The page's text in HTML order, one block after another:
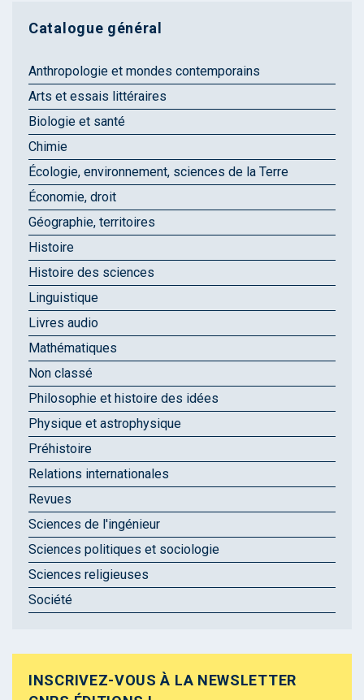
Catalogue général
Anthropologie et mondes contemporains
Arts et essais littéraires
Biologie et santé
Chimie
Écologie, environnement, sciences de la Terre
Économie, droit
Géographie, territoires
Histoire
Histoire des sciences
Linguistique
Livres audio
Mathématiques
Non classé
Philosophie et histoire des idées
Physique et astrophysique
Préhistoire
Relations internationales
Revues
Sciences de l'ingénieur
Sciences politiques et sociologie
Sciences religieuses
Société
INSCRIVEZ-VOUS À LA NEWSLETTER